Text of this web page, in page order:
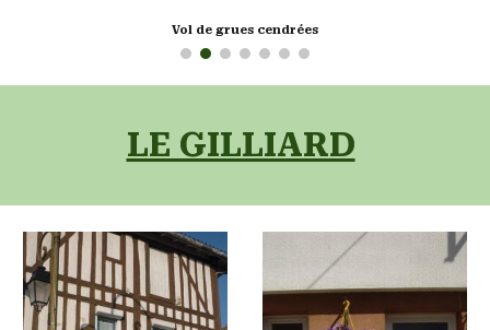
Sur les hauteurs du village
LE GILLIARD